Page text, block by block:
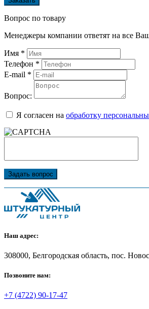
Вопрос по товару
Менеджеры компании ответят на все
Имя *
Телефон *
E-mail *
Вопрос:
Я согласен на обработку
Задать вопрос
Наш адрес:
308000, Белгородская область, пос.
Позвоните нам:
+7 (4722) 90-17-47